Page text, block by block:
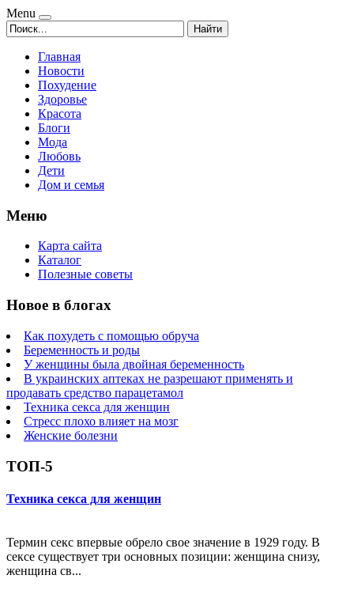
Menu
Найти
Главная
Новости
Похудение
Здоровье
Красота
Блоги
Мода
Любовь
Дети
Дом и семья
Меню
Карта сайта
Каталог
Полезные советы
Новое в блогах
Как похудеть с помощью обруча
Беременность и роды
У женщины была двойная беременность
В украинских аптеках не разрешают применять и
продавать средство парацетамол
Техника секса для женщин
Стресс плохо влияет на мозг
Женские болезни
ТОП-5
Техника секса для женщин
Термин секс впервые обрело свое значение в 1929 году. В
сексе существует три основных позиции: женщина снизу,
женщина св...